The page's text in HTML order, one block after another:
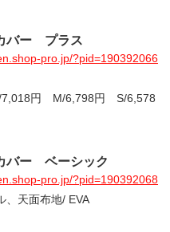
バー プラス
pro.jp/?pid=190392066
7,018円 M/6,798円 S/6,578
バー ベーシック
pro.jp/?pid=190392068
、天面布地/ EVA